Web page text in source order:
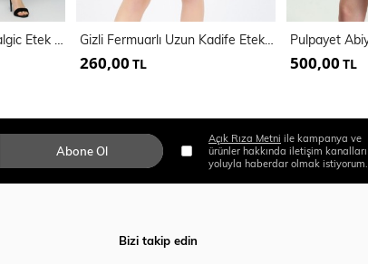
Onu Ndantel Garnili Dalgic Etek | Etk14714 Gizli Fermuarlı Uzun Kadife Etek | Etk32567
260,00 TL 500,00 TL
Abone Ol
Açık Rıza Metni ile kampanya ve
ürünler hakkında iletişim kanalları
yoluyla haberdar olmak istiyorum.
Bizi takip edin